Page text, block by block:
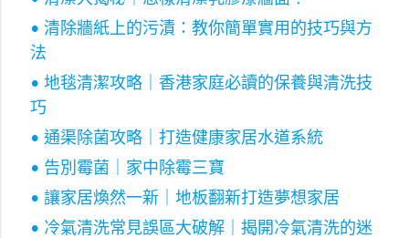
• 清除牆紙上的污漬：教你簡單實用的技巧與方
法
• 地毯清潔攻略｜香港家庭必讀的保養與清洗技
巧
• 通渠除菌攻略｜打造健康家居水道系統
• 告別霉菌｜家中除霉三寶
• 讓家居煥然一新｜地板翻新打造夢想家居
• 冷氣清洗常見誤區大破解｜揭開冷氣清洗的迷